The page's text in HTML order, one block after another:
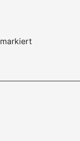
markiert